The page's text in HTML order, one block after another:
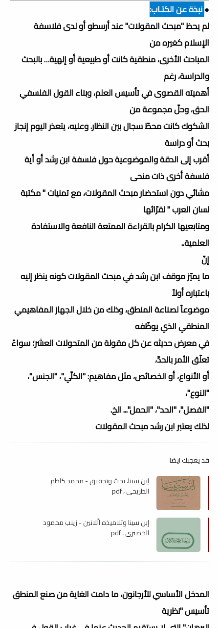
●نبذة عن الكتـاب:
لم يحظ "مبحث المقولات" عند أرسطو أو لدى فلاسفة
الإسلام كغيره من
المباحث الأخرى، منطقية كانت أو طبيعية أو إلهية… بالبحث
والدراسة، رغم
أهميته القصوى في تأسيس العلم، وبناء القول الفلسفي
الحق، وحلّ مجموعة من
الشكوك كانت محطّ سجال بين النظار. وعليه، يتعذر اليوم إنجاز
بحث أو دراسة
أقرب إلى الدقة والموضوعية حول فلسفة ابن رشد أو أية
فلسفة أخرى ذات منحى
مشائي دون استحضار مبحث المقولات، مع تمنيات " مكتبة
لسان العرب " لقرّائها
ومتابعيها الكرام بالقراءة الممتعة النافعة والاستفادة
العلمية..
إنّ
ما يميّز موقف ابن رشد في مبحث المقولات كونه ينظر إليه
باعتباره أولاً
موضوعاً لصناعة المنطق، وذلك من خلال الجهاز المفاهيمي
المنطقي الذي يوظّفه
في معرض حديثه عن كل مقولة من المتحولات العشر؛ سواءً
تعلّق الأمر بالحدّ،
أو الأنواع، أو الخصائص، مثل مفاهيم: "الكلّي"، "الجنس"،
"النوع"،
"الفصل"، "الحد"، "الحمل"... الخ.
لذلك يعتبر ابن رشد مبحث المقولات
قد يعجبك ايضا
إبن سينا، بحث وتحقيق - محمد كاظم
الطريحي ، pdf
إبن سينا وتلاميذه الّلاتين - زينب محمود
الخضيري ، pdf
المدخل الأساسي للأرجانون، ما دامت الغاية من صنع المنطق
تأسيس "نظرية